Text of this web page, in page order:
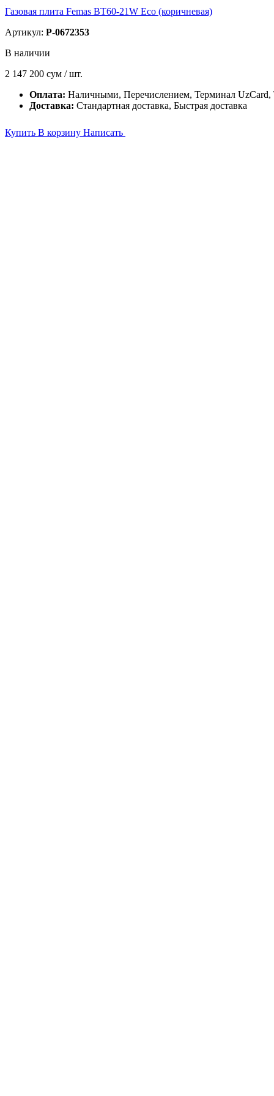
Газовая плита Femas BT60-21W Eco (коричневая)
Артикул: P-0672353
В наличии
2 147 200 сум / шт.
Оплата: Наличными, Перечислением, Терминал
Доставка: Стандартная доставка, Быстрая доставка
Купить В корзину Написать